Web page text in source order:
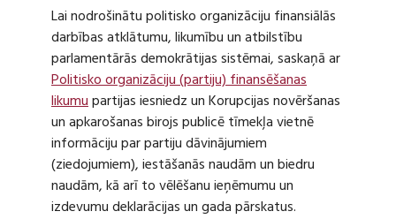
Lai nodrošinātu politisko organizāciju finansiālās
darbības atklātumu, likumību un atbilstību
parlamentārās demokrātijas sistēmai, saskaņā ar
Politisko organizāciju (partiju) finansēšanas
likumupartijas iesniedz un Korupcijas novēršanas
un apkarošanas birojs publicē tīmekļa vietnē
informāciju par partiju dāvinājumiem
(ziedojumiem), iestāšanās naudām un biedru
naudām, kā arī to vēlēšanu ieņēmumu un
izdevumu deklarācijas un gada pārskatus.